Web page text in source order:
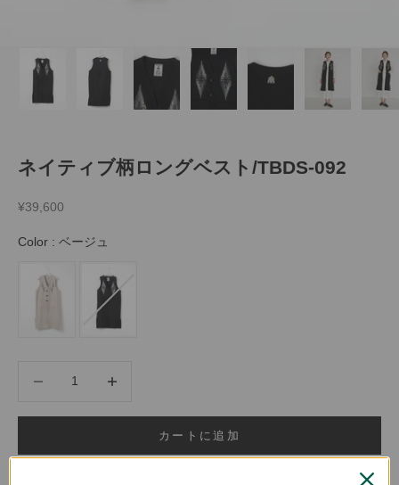
ネイティブ柄ロングベスト/TBDS-092
セール価格
¥39,600
Color : ベージュ
カートに追加